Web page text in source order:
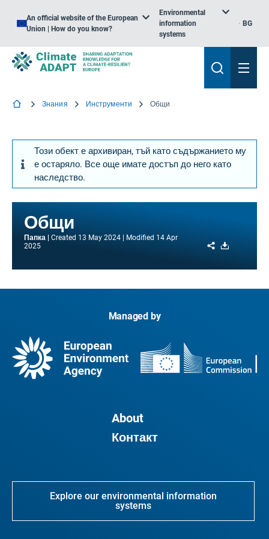
An official website of the European
Union | How do you know?
Environmental
information
systems
BG
Знания Инструменти Общи
Този обект е архивиран, тъй като съдържанието му
е остаряло. Все още имате достъп до него като
наследство.
Общи
Папка Created 13 May 2024 Modified 14 Apr
2025
Share
Managed by
About
Контакт
Explore our environmental information
systems